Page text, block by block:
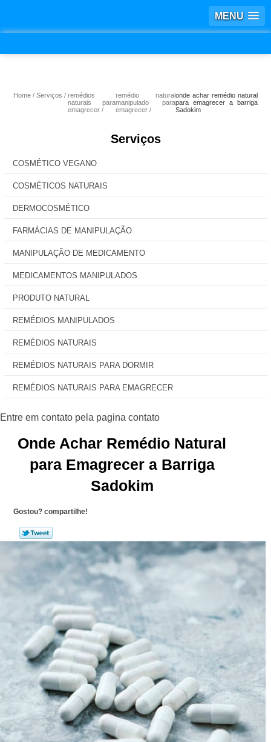
MENU
Home Serviços
remédios
naturais para
emagrecer
remédio natural
manipulado para
emagrecer
onde achar remédio natural
para emagrecer a barriga
Sadokim
Serviços
COSMÉTICO VEGANO
COSMÉTICOS NATURAIS
DERMOCOSMÉTICO
FARMÁCIAS DE MANIPULAÇÃO
MANIPULAÇÃO DE MEDICAMENTO
MEDICAMENTOS MANIPULADOS
PRODUTO NATURAL
REMÉDIOS MANIPULADOS
REMÉDIOS NATURAIS
REMÉDIOS NATURAIS PARA DORMIR
REMÉDIOS NATURAIS PARA EMAGRECER
Onde Achar Remédio Natural
para Emagrecer a Barriga
Sadokim
Gostou? compartilhe!